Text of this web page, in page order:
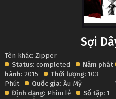
Sợi
Tên khác: Zipper
Status: completed
Năm phát
hành: 2015 Thời lượng: 103
Phút
Quốc gia: Âu Mỹ
Định dạng: Phim lẻ Số tập: 1